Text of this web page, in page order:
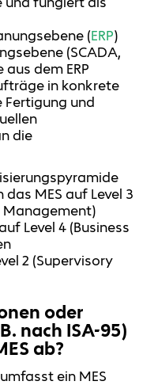
(ERP)
(SCADA,
aus dem ERP
in konkrete
und
die
MES auf Level 3
Level 4 (Business
2 (Supervisory
oder
nach ISA-95)
ab?
ein MES